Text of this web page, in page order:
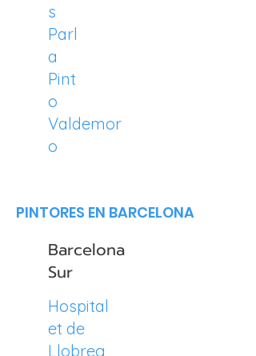
s
Parl
a
Pint
o
Valdemor
o
PINTORES EN BARCELONA​
Barcelona
Sur
Hospital
et de
Llobreg